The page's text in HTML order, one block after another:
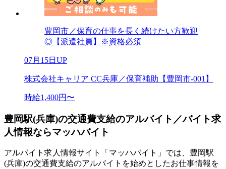
豊岡市／保育の仕事を長く続けたい方歓迎
◎【派遣社員】※資格必須
07月15日UP
株式会社キャリア CC兵庫／保育補助【豊岡市-001】
時給1,400円〜
豊岡駅(兵庫)の交通費支給のアルバイト／バイト求
人情報ならマッハバイト
アルバイト求人情報サイト「マッハバイト」では、豊岡駅
(兵庫)の交通費支給のアルバイトを始めとしたお仕事情報を